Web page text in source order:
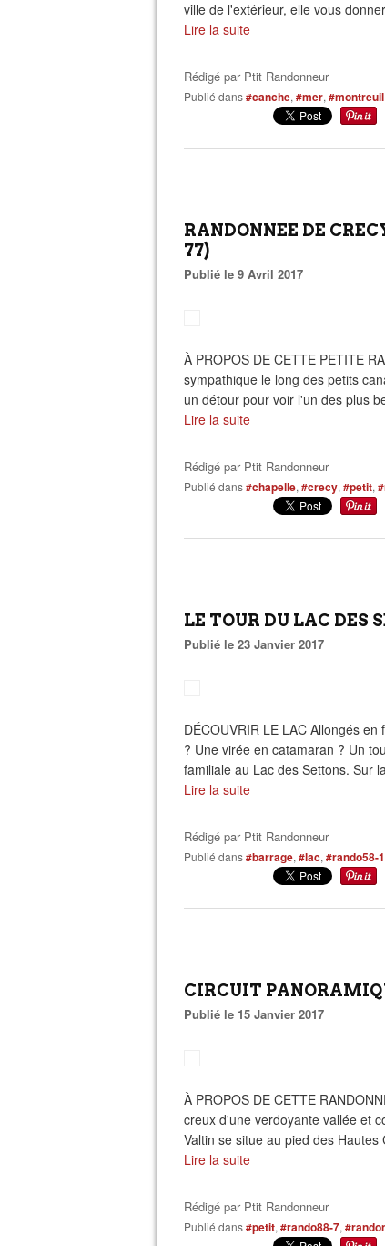
ville de l'extérieur, elle vous
Lire la suite
Rédigé par Ptit Randonneur
Publié dans#canche, #mer, #montreuil
RANDONNEE DE
77)
Publié le 9 Avril 2017
À PROPOS DE CETTE PETITE
sympathique le long des petits
un détour pour voir l'un des plus
Lire la suite
Rédigé par Ptit Randonneur
Publié dans#chapelle, #crecy, #petit,
LE TOUR DU LAC DES
Publié le 23 Janvier 2017
DÉCOUVRIR LE LAC Allongés
? Une virée en catamaran ? Un
familiale au Lac des Settons. Sur
Lire la suite
Rédigé par Ptit Randonneur
Publié dans#barrage, #lac, #rando58-
CIRCUIT
Publié le 15 Janvier 2017
À PROPOS DE CETTE
creux d'une verdoyante vallée et
Valtin se situe au pied des
Lire la suite
Rédigé par Ptit Randonneur
Publié dans#petit, #rando88-7,